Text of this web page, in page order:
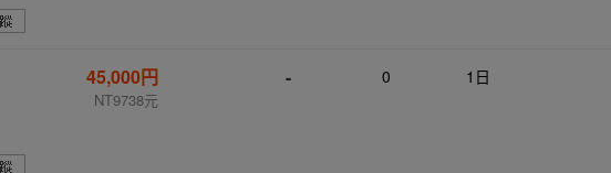
45,000円
NT9738元
- 0 1日